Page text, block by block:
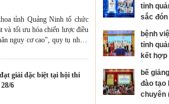
tỉnh Quảng Ninh tổ chức
và tối ưu hóa chiến lược điều
nguy cơ cao", quy tụ nhiều
thực nhằm cập nhật những
cường trao đổi kinh nghiệm
chăm sóc và điều trị người
6
tỉnh
sắc
thưởng
của hội
giới
bệnh
tỉnh
kết
bệnh
ương,
chuyên
ngành
bế
đào tạo
chuyên